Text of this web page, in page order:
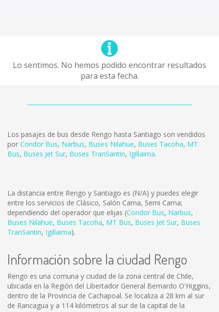
Lo sentimos. No hemos podido encontrar resultados
para esta fecha.
Los pasajes de bus desde Rengo hasta Santiago son vendidos
por Condor Bus, Narbus, Buses Nilahue, Buses Tacoha, MT
Bus, Buses Jet Sur, Buses TranSantin, Igillaima.
La distancia entre Rengo y Santiago es (N/A) y puedes elegir
entre los servicios de Clásico, Salón Cama, Semi Cama;
dependiendo del operador que elijas (Condor Bus, Narbus,
Buses Nilahue, Buses Tacoha, MT Bus, Buses Jet Sur, Buses
TranSantin, Igillaima).
Información sobre la ciudad Rengo
Rengo es una comuna y ciudad de la zona central de Chile,
ubicada en la Región del Libertador General Bernardo O'Higgins,
dentro de la Provincia de Cachapoal. Se localiza a 28 km al sur
de Rancagua y a 114 kilómetros al sur de la capital de la